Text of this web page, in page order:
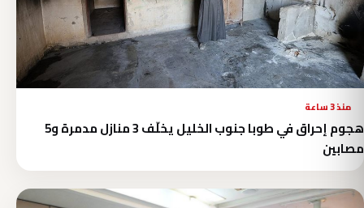
منذ 3 ساعة
هجوم إحراق في طوبا جنوب الخليل يخلّف 3 منازل مدمرة و5
مصابين